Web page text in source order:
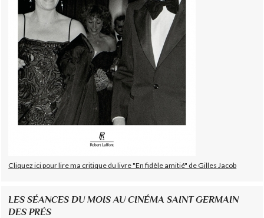
Cliquez ici pour lire ma critique du livre "En fidèle amitié" de Gilles Jacob
LES SÉANCES DU MOIS AU CINÉMA SAINT GERMAIN
DES PRÉS